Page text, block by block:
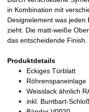
in Kombination mit
Designelement was jeden
zieht. Die matt-weiße
das entscheidende Finish.
Produktdetails
Eckiges Türblatt
Röhrenspaneinlage
Weisslack ähnlich
inkl. Buntbart-Schloß